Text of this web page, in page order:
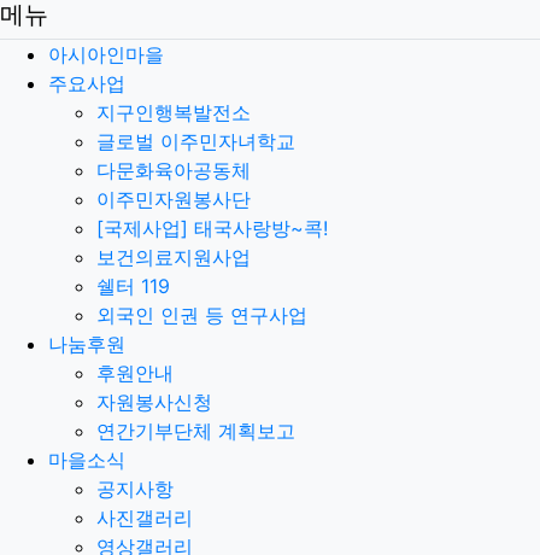
메뉴
아시아인마을
주요사업
지구인행복발전소
글로벌 이주민자녀학교
다문화육아공동체
이주민자원봉사단
[국제사업] 태국사랑방~콕!
보건의료지원사업
쉘터 119
외국인 인권 등 연구사업
나눔후원
후원안내
자원봉사신청
연간기부단체 계획보고
마을소식
공지사항
사진갤러리
영상갤러리